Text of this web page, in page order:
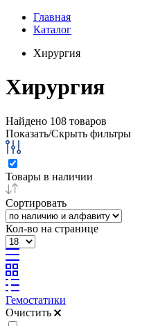
Главная
Каталог
Хирургия
Хирургия
Найдено 108 товаров
Показать/Скрыть фильтры
Товары в наличии
Сортировать
Кол-во на странице
Гемостатики
Очистить